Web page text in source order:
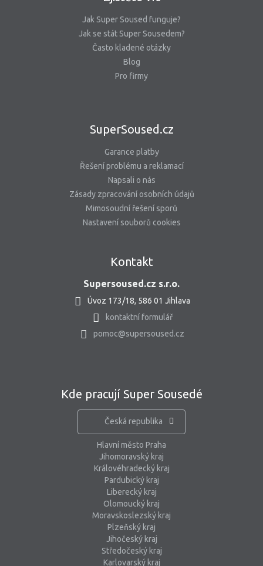
Jak Super Soused funguje?
Jak se stát Super Sousedem?
Často kladené otázky
Blog
Pro firmy
SuperSoused.cz
Garance platby
Řešení problému a reklamací
Napsali o nás
Zásady zpracování osobních údajů
Mimosoudní řešení sporů
Nastavení souborů cookies
Kontakt
Supersoused.cz s.r.o.
Úvoz 173/18, 586 01 Jihlava
kontaktní formulář
pomoc@supersoused.cz
Kde pracují Super Sousedé
Česká republika
Hlavní město Praha
Jihomoravský kraj
Královéhradecký kraj
Pardubický kraj
Liberecký kraj
Olomoucký kraj
Moravskoslezský kraj
Plzeňský kraj
Jihočeský kraj
Středočeský kraj
Karlovarský kraj